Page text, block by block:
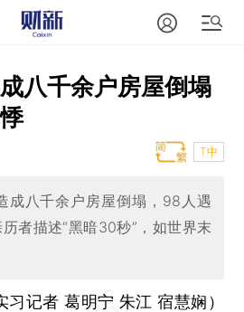
八千余户房屋倒塌
T中
成八千余户房屋倒塌，98人遇
者描述“黑暗30秒”，如世界末
习记者 葛明宁 朱江 宿慧娴）